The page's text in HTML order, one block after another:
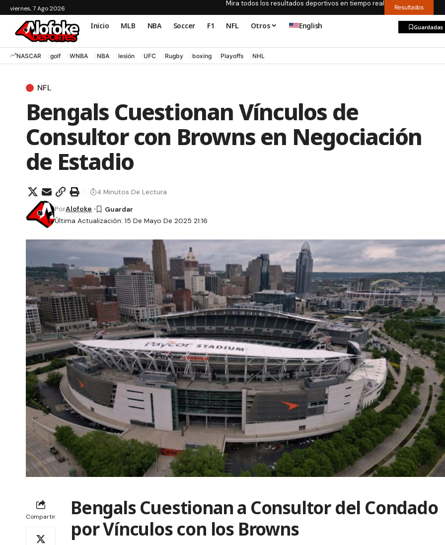
viernes, 7 Ago 2026
Mira todos los resultados deportivos en tiempo real Resultados
Inicio MLB NBA Soccer F1 NFL Otros English Guardadas
NASCAR golf WNBA NBA lesión UFC Rugby boxing Playoffs NHL
NFL
Bengals Cuestionan Vínculos de
Consultor con Browns en Negociación
de Estadio
Última Actualización: 15 De Mayo De 2025 21:16
PorAlofoke
4 Minutos De Lectura
Compartir
Bengals Cuestionan a Consultor del Condado
por Vínculos con los Browns